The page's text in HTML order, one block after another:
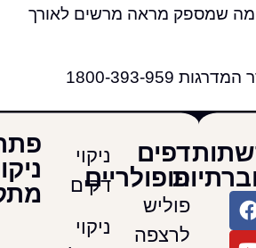
מראה מרשים לאורך
דפים
פופולריים
פוליש
לרצפה
ניקוי
דקים
ניקוי
פתרונות
ניקוי
מתקדמים